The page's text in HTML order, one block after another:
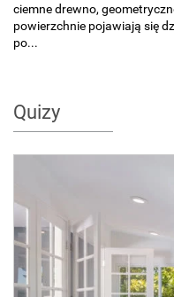
ciemne drewno,
powierzchnie pojawiają się
po...
Quizy